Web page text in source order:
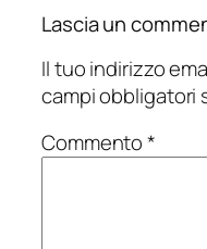
Lascia un
Il tuo indirizzo
campi
Commento*